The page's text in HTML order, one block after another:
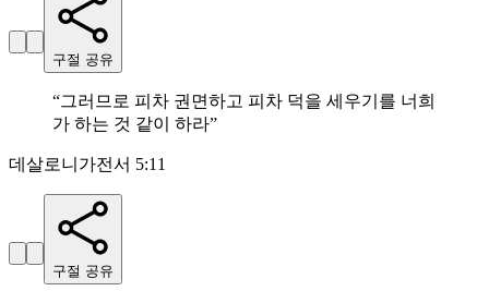
구절 공유
“그러므로 피차 권면하고 피차 덕을 세우기를 너희
가 하는 것 같이 하라”
데살로니가전서 5:11
구절 공유